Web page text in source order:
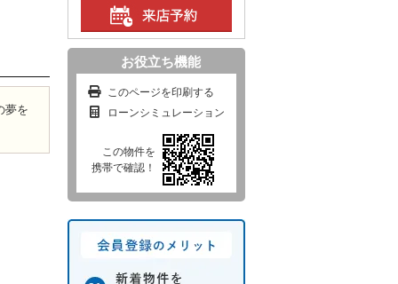
夢を
お役立ち機能
このページを印刷する
ローンシミュレーション
この物件を
携帯で確認！